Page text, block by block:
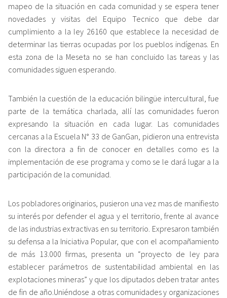
mapeo de la situación en cada comunidad y se espera tener
novedades y visitas del Equipo Tecnico que debe dar
cumplimiento a la ley 26160 que establece la necesidad de
determinar las tierras ocupadas por los pueblos indígenas. En
esta zona de la Meseta no se han concluido las tareas y las
comunidades siguen esperando.
También la cuestión de la educación bilingüe intercultural, fue
parte de la temática charlada, allí las comunidades fueron
expresando la situación en cada lugar. Las comunidades
cercanas a la Escuela N° 33 de GanGan, pidieron una entrevista
con la directora a fin de conocer en detalles como es la
implementación de ese programa y como se le dará lugar a la
participación de la comunidad.
Los pobladores originarios, pusieron una vez mas de manifiesto
su interés por defender el agua y el territorio, frente al avance
de las industrias extractivas en su territorio. Expresaron también
su defensa a la Iniciativa Popular, que con el acompañamiento
de más 13.000 firmas, presenta un “proyecto de ley para
establecer parámetros de sustentabilidad ambiental en las
explotaciones mineras” y que los diputados deben tratar antes
de fin de año.Uniéndose a otras comunidades y organizaciones